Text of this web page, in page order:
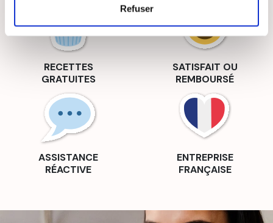
Refuser
RECETTES
GRATUITES
SATISFAIT OU
REMBOURSÉ
ASSISTANCE
RÉACTIVE
ENTREPRISE
FRANÇAISE